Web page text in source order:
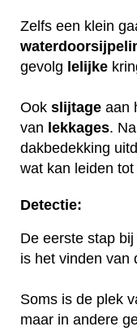
Zelfs een klein
gevolg lelijke
Ook slijtage aan
van lekkages.
dakbedekking
wat kan leiden
Detectie:
De eerste stap bij
is het vinden van
Soms is de plek
maar in andere